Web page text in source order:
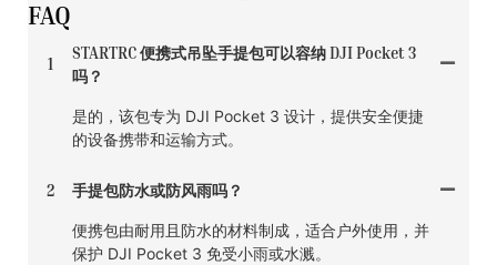
FAQ
1
STARTRC 便携式吊坠手提包可以容纳 DJI Pocket 3
吗？
是的，该包专为 DJI Pocket 3 设计，提供安全便捷
的设备携带和运输方式。
2 手提包防水或防风雨吗？
便携包由耐用且防水的材料制成，适合户外使用，并
保护 DJI Pocket 3 免受小雨或水溅。